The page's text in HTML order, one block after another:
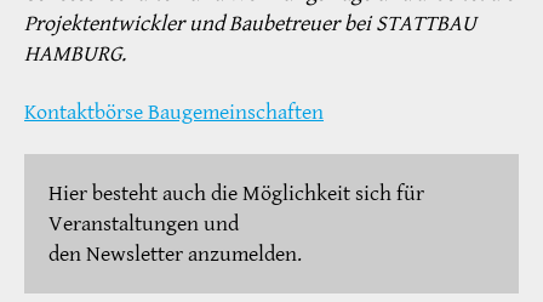
Projektentwickler und Baubetreuer bei STATTBAU
HAMBURG.
Kontaktbörse Baugemeinschaften
Hier besteht auch die Möglichkeit sich für
Veranstaltungen und
den Newsletter anzumelden.